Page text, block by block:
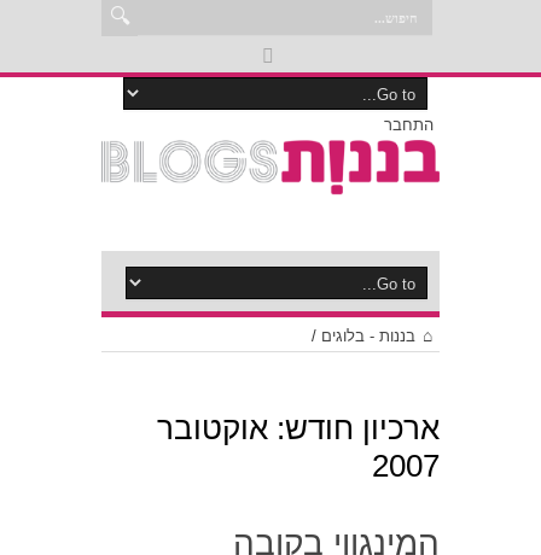
התחבר
בננות - בלוגים /
ארכיון חודש: אוקטובר
2007
המינגווי בקובה